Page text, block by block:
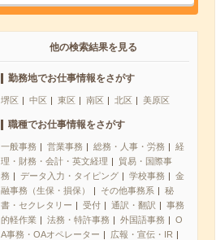
他の検索結果を見る
勤務地でお仕事情報をさがす
堺区 中区 東区 南区 北区 美原区
職種でお仕事情報をさがす
一般事務 営業事務 総務・人事・労務
経
理・財務・会計・英文経理
貿易・国際事
務
データ入力・タイピング 学校事務
金
融事務（生保・損保）
その他事務系
秘
書・セクレタリー
受付 通訳・翻訳
事務
的軽作業
法務・特許事務 外国語事務
O
A事務・OAオペレーター
広報・宣伝・IR